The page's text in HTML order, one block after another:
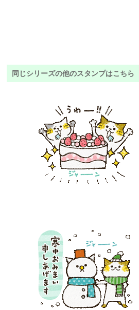
同じシリーズの他のスタンプはこちら